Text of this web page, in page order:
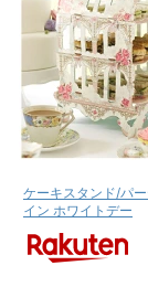
ケーキスタンド/パ
イン ホワイトデー